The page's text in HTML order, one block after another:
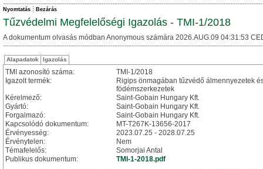
Nyomtatás Bezárás
Tűzvédelmi Megfelelőségi Igazolás - TMI-1/2018
A dokumentum olvasás módban Anonymous számára 2026.AUG.09 04:31:53
Alapadatok Igazolás
TMI azonosító száma:
TMI-1/2018
Igazolt termék:
Rigips önmagában tűzvédő álmennyezetek
födémszerkezetek
Kérelmező:
Saint-Gobain Hungary Kft.
Gyártó:
Saint-Gobain Hungary Kft.
Forgalmazó:
Saint-Gobain Hungary Kft.
Kapcsolódó dokumentum:
MT-T267K-13656-2017
Érvényesség:
2023.07.25 - 2028.07.25
Érvénytelen:
Nem
Témafelelős:
Somorjai Antal
Publikus dokumentum:
TMI-1-2018.pdf